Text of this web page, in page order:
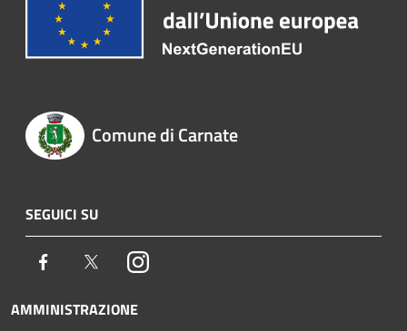
Comune di Carnate
SEGUICI SU
Facebook TwitterInstagram
AMMINISTRAZIONE